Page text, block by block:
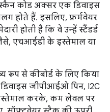
कोड अक्सर एक डिवाइस
होते हैं. इसलिए, फ़र्मवेयर
होती है कि वे उन्हें स्टैंडर्ड
एचआईडी के इस्तेमाल या
रूप से कीबोर्ड के लिए किया
जीपीआईओ पिन, I2C
करके, कम लेवल पर